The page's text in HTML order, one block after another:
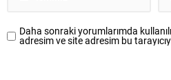
Daha sonraki yorumlarımda
adresim ve site adresim bu